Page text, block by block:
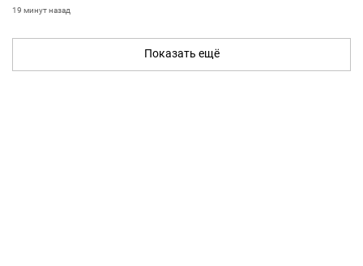
19 минут назад
Показать ещё